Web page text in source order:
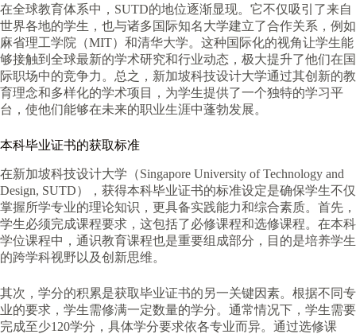
在全球教育体系中，SUTD的地位逐渐显现。它不仅吸引了来自
世界各地的学生，也与诸多国际知名大学建立了合作关系，例如
麻省理工学院（MIT）和清华大学。这种国际化的视角让学生能
够接触到全球最新的学术研究和行业动态，极大提升了他们在国
际职场中的竞争力。总之，新加坡科技设计大学通过其创新的教
育理念和多样化的学术项目，为学生提供了一个独特的学习平
台，使他们能够在未来的职业生涯中蓬勃发展。
本科毕业证书的获取标准
在新加坡科技设计大学（Singapore University of Technology and
Design, SUTD），获得本科毕业证书的标准设定是确保学生不仅
掌握所学专业的理论知识，更具备实践能力和综合素质。首先，
学生必须完成课程要求，这包括了必修课程和选修课程。在本科
学位课程中，通识教育课程也是重要组成部分，目的是培养学生
的跨学科视野以及创新思维。
其次，学分的积累是获取毕业证书的另一关键因素。根据不同专
业的要求，学生需修满一定数量的学分。通常情况下，学生需要
完成至少120学分，具体学分要求依各专业而异。通过选修课